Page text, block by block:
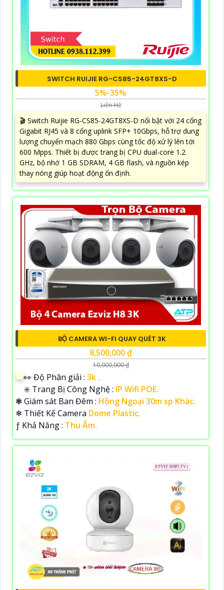
SWITCH RUIJIE RG-CS85-24GT8XS-D
5%-35%
Liên Hệ
🎬 Switch Ruijie RG-CS85-24GT8XS-D nổi bật với 24 cổng
Gigabit RJ45 và 8 cổng uplink SFP+ 10Gbps, hỗ trợ dung
lượng chuyển mạch 880 Gbps cùng tốc độ xử lý lên tới
600 Mpps. Thiết bị được trang bị CPU dual-core 1.2
GHz, bộ nhớ 1 GB SDRAM, 4 GB flash, và nguồn kép
thay nóng giúp hoạt động ổn định.
BỘ CAMERA WI-FI QUAY QUÉT 3K
8,500,000 ₫
10,000,000 ₫
️👀 Độ Phân giải : 3k .
✳️ Trang Bị Công Nghệ : IP Wifi POE.
❃ Giám sát Ban Đêm : Hồng Ngoại 30m sp Khác.
❄ Thiết Kế Camera Dome Plastic.
️ƒ Khả Năng : Thu Âm.